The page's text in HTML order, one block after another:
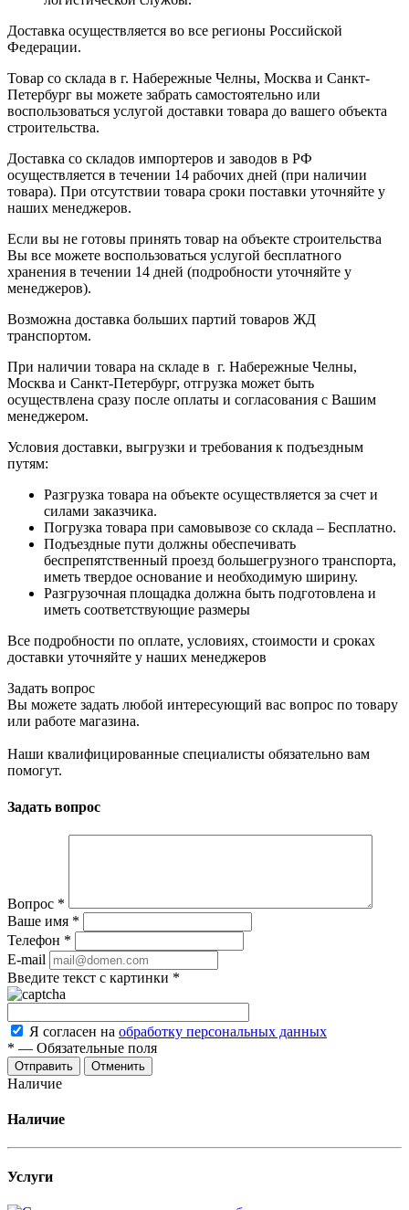
Доставка осуществляется во все регионы Российской
Федерации.
Товар со склада в г. Набережные Челны, Москва и Санкт-
Петербург вы можете забрать самостоятельно или
воспользоваться услугой доставки товара до вашего объекта
строительства.
Доставка со складов импортеров и заводов в РФ
осуществляется в течении 14 рабочих дней (при наличии
товара). При отсутствии товара сроки поставки уточняйте у
наших менеджеров.
Если вы не готовы принять товар на объекте строительства
Вы все можете воспользоваться услугой бесплатного
хранения в течении 14 дней (подробности уточняйте у
менеджеров).
Возможна доставка больших партий товаров ЖД
транспортом.
При наличии товара на складе в г. Набережные Челны,
Москва и Санкт-Петербург, отгрузка может быть
осуществлена сразу после оплаты и согласования с Вашим
менеджером.
Условия доставки, выгрузки и требования к подъездным
путям:
Разгрузка товара на объекте осуществляется за счет и
силами заказчика.
Погрузка товара при самовывозе со склада – Бесплатно.
Подъездные пути должны обеспечивать
беспрепятственный проезд большегрузного транспорта,
иметь твердое основание и необходимую ширину.
Разгрузочная площадка должна быть подготовлена и
иметь соответствующие размеры
Все подробности по оплате, условиях, стоимости и сроках
доставки уточняйте у наших менеджеров
Задать вопрос
Вы можете задать любой интересующий вас вопрос по товару
или работе магазина.
Наши квалифицированные специалисты обязательно вам
помогут.
Задать вопрос
Вопрос *
Ваше имя *
Телефон *
E-mail
Введите текст с картинки *
Я согласен на обработку персональных данных
* — Обязательные поля
Отменить
Наличие
Наличие
Услуги